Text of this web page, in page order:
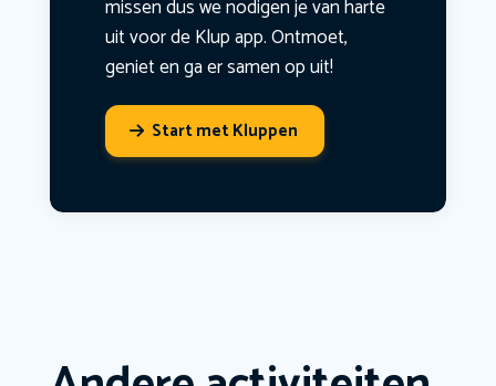
missen dus we nodigen je van harte
uit voor de Klup app. Ontmoet,
geniet en ga er samen op uit!
Start met Kluppen